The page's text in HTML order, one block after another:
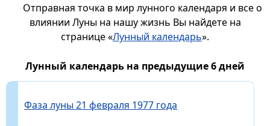
Отправная точка в мир лунного календаря и все о
влиянии Луны на нашу жизнь Вы найдете на
странице «Лунный календарь».
Лунный календарь на предыдущие 6 дней
Фаза луны 21 февраля 1977 года